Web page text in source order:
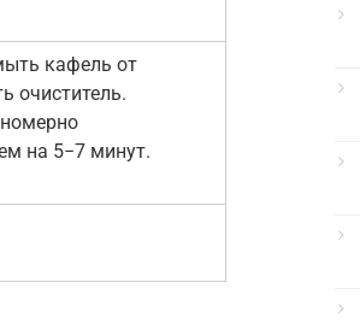
кафель от
очиститель.
на 5−7 минут.